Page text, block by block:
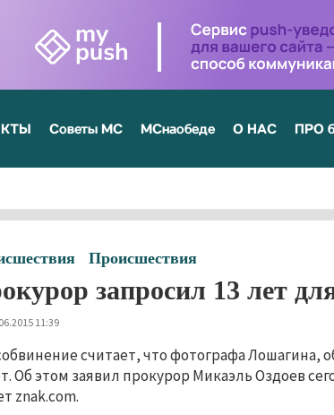
Советы МС МСнаобеде О НАС ПРО
Происшествия
запросил 13 лет
11:39
считает, что фотографа Лошагина,
Об этом заявил прокурор Микаэль Оздоев
znak.com.